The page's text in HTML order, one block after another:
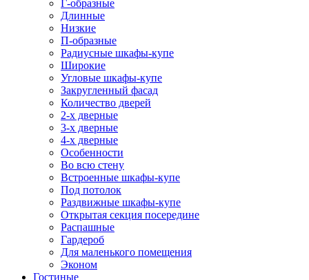
Г-образные
Длинные
Низкие
П-образные
Радиусные шкафы-купе
Широкие
Угловые шкафы-купе
Закругленный фасад
Количество дверей
2-х дверные
3-х дверные
4-х дверные
Особенности
Во всю стену
Встроенные шкафы-купе
Под потолок
Раздвижные шкафы-купе
Открытая секция посередине
Распашные
Гардероб
Для маленького помещения
Эконом
Гостиные